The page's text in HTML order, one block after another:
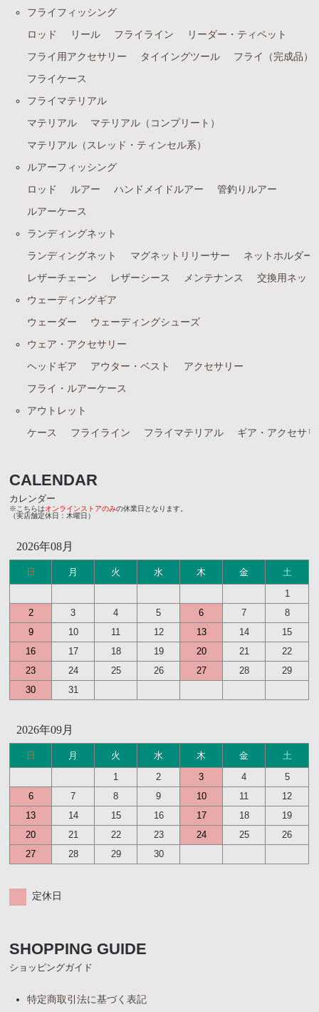
フライフィッシング
ロッド
リール フライライン
リーダー・ティペット
フライ用アクセサリー
タイイングツール
フライ（完成品）
フライケース
フライマテリアル
マテリアル
マテリアル（コンプリート）
マテリアル（スレッド・ティンセル系）
ルアーフィッシング
ロッド
ルアー ハンドメイドルアー
管釣りルアー
ルアーケース
ランディングネット
ランディングネット
マグネットリリーサー
ネットホルダー
レザーチェーン
レザーシース メンテナンス
交換用ネット
ウェーディングギア
ウェーダー
ウェーディングシューズ
ウェア・アクセサリー
ヘッドギア
アウター・ベスト
アクセサリー
フライ・ルアーケース
アウトレット
ケース
フライライン フライマテリアル ギア・アクセサ
CALENDAR
カレンダー
※こちらはオンラインストアのみの休業日となります。
（実店舗定休日：木曜日）
2026年08月
日 月 火 水 木 金
土
1
2
3 4 5 6 7
8
9
10 11 12 13 14
15
16
17 18 19 20 21
22
23
24 25 26 27 28
29
30
31
2026年09月
日 月 火 水 木 金
土
1
2 3 4
5
6
7 8 9 10 11
12
13
14 15 16 17 18
19
20
21 22 23 24 25
26
27
28 29 30
定休日
SHOPPING GUIDE
ショッピングガイド
特定商取引法に基づく表記